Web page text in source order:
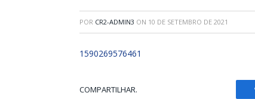
POR CR2-ADMIN3 ON 10 DE SETEMBRO DE 2021
1590269576461
COMPARTILHAR.